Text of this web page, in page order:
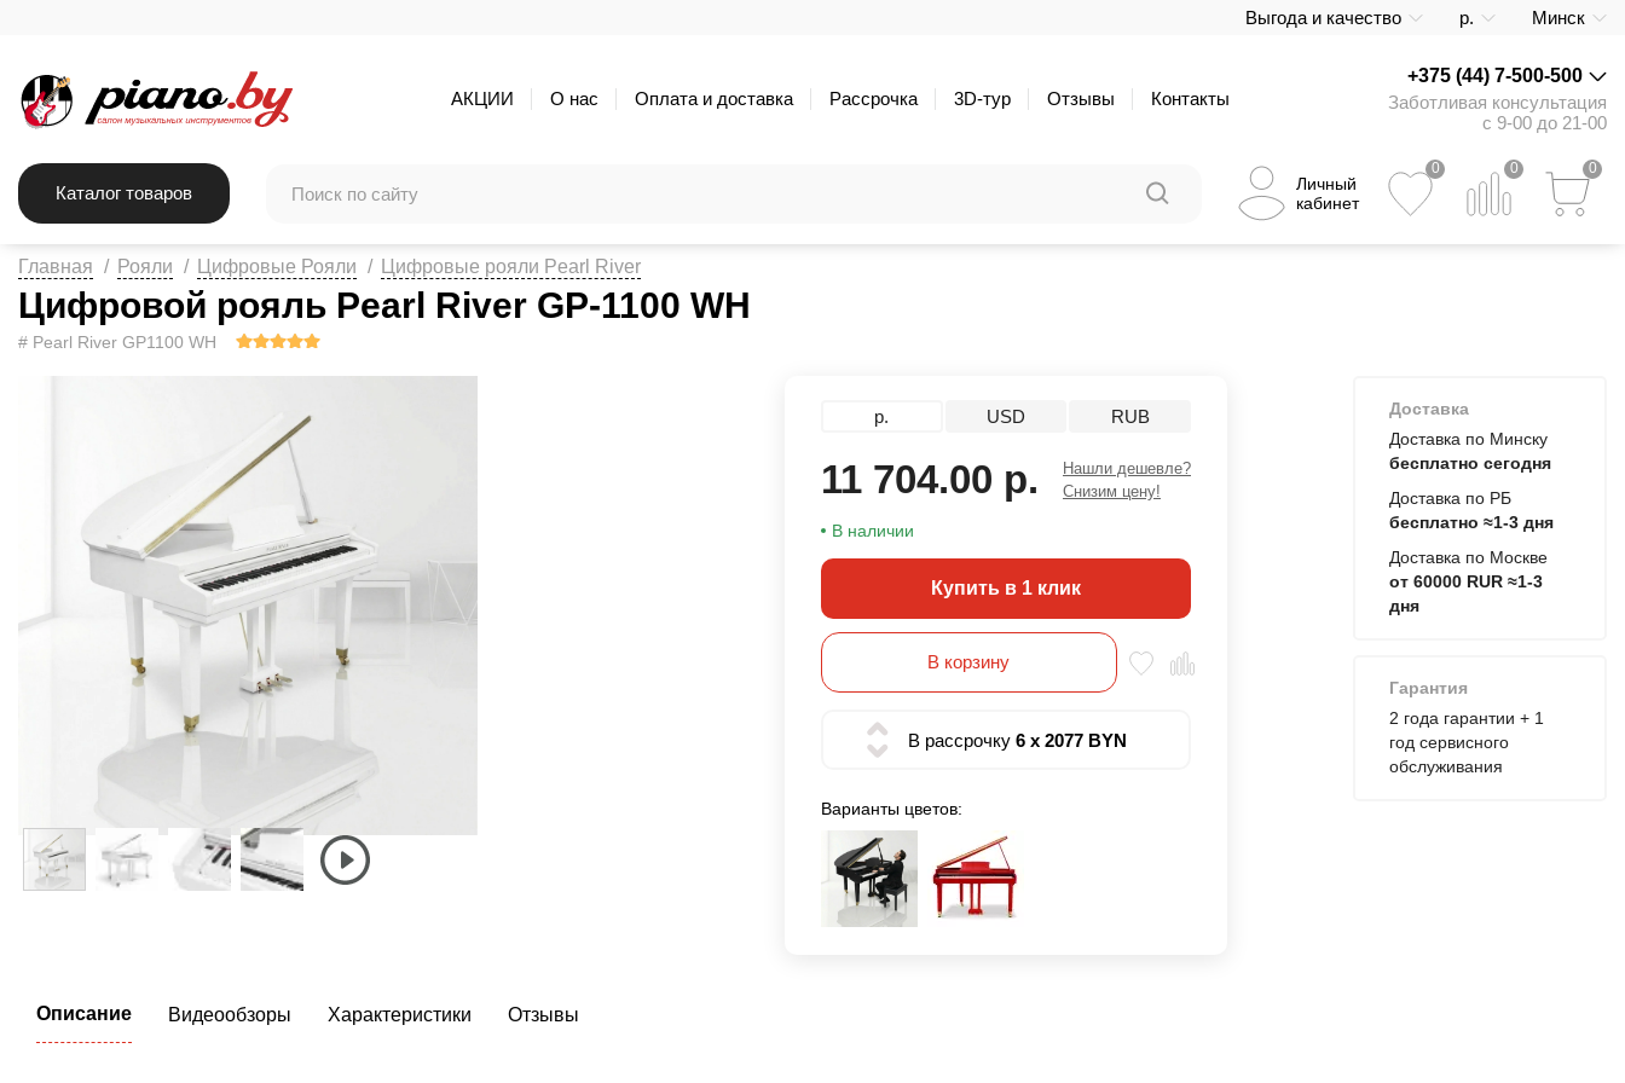
Выгода и качество р. Минск
АКЦИИ О нас Оплата и доставка Рассрочка 3D-тур Отзывы Контакты
+375 (44) 7-500-500
Заботливая консультация
с 9-00 до 21-00
Каталог товаров
Личный
кабинет
0 0 0
Главная Рояли Цифровые Рояли Цифровые рояли Pearl River
Цифровой рояль Pearl River GP-1100 WH
# Pearl River GP1100 WH
р. USD RUB
11 704.00 р.
Нашли дешевле?
Снизим цену!
В наличии
Купить в 1 клик
В корзину
В рассрочку 6 x 2077 BYN
Варианты цветов:
Доставка
Доставка по Минску
бесплатно сегодня
Доставка по РБ
бесплатно ≈1-3 дня
Доставка по Москве
от 60000 RUR ≈1-3
дня
Гарантия
2 года гарантии + 1
год сервисного
обслуживания
Описание Видеообзоры Характеристики Отзывы